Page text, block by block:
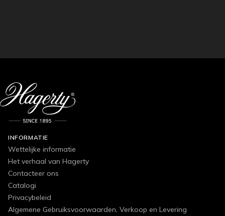
INFORMATIE
Wettelijke informatie
Het verhaal van Hagerty
Contacteer ons
Catalogi
Privacybeleid
Algemene Gebruiksvoorwaarden, Verkoop en Levering